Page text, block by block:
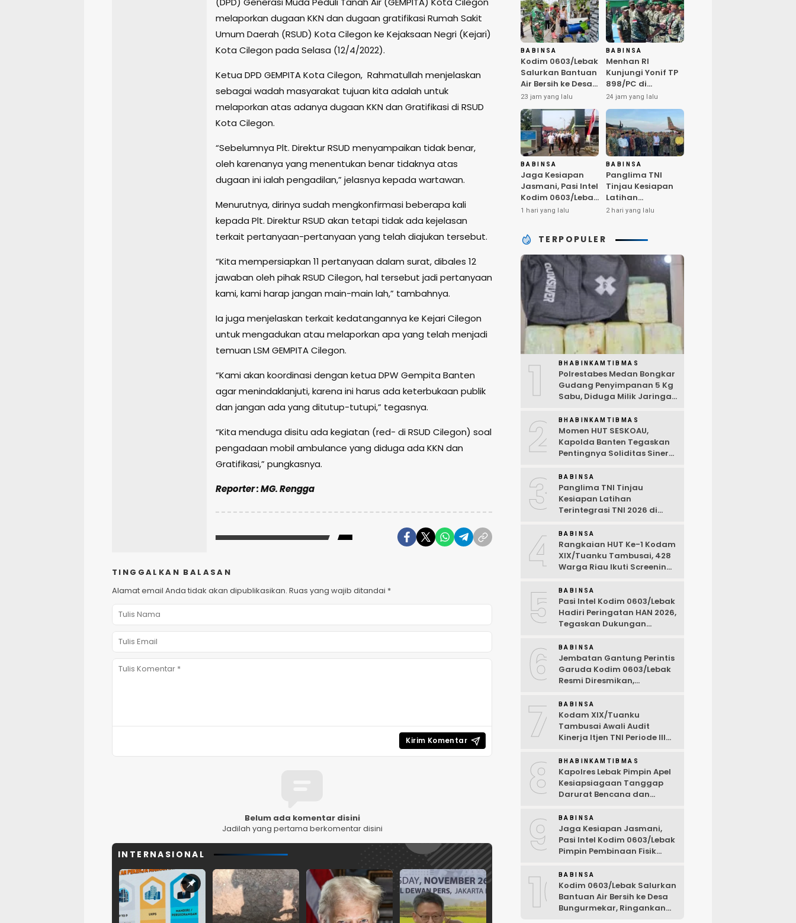
melaporkan dugaan KKN dan dugaan gratifikasi Rumah Sakit
Umum Daerah (RSUD) Kota Cilegon ke Kejaksaan Negri (Kejari)
Kota Cilegon pada Selasa (12/4/2022).
Ketua DPD GEMPITA Kota Cilegon, Rahmatullah menjelaskan
sebagai wadah masyarakat tujuan kita adalah untuk
melaporkan atas adanya dugaan KKN dan Gratifikasi di RSUD
Kota Cilegon.
“Sebelumnya Plt. Direktur RSUD menyampaikan tidak benar,
oleh karenanya yang menentukan benar tidaknya atas
dugaan ini ialah pengadilan,” jelasnya kepada wartawan.
Menurutnya, dirinya sudah mengkonfirmasi beberapa kali
kepada Plt. Direktur RSUD akan tetapi tidak ada kejelasan
terkait pertanyaan-pertanyaan yang telah diajukan tersebut.
“Kita mempersiapkan 11 pertanyaan dalam surat, dibales 12
jawaban oleh pihak RSUD Cilegon, hal tersebut jadi pertanyaan
kami, kami harap jangan main-main lah,” tambahnya.
Ia juga menjelaskan terkait kedatangannya ke Kejari Cilegon
untuk mengadukan atau melaporkan apa yang telah menjadi
temuan LSM GEMPITA Cilegon.
“Kami akan koordinasi dengan ketua DPW Gempita Banten
agar menindaklanjuti, karena ini harus ada keterbukaan publik
dan jangan ada yang ditutup-tutupi,” tegasnya.
“Kita menduga disitu ada kegiatan (red- di RSUD Cilegon) soal
pengadaan mobil ambulance yang diduga ada KKN dan
Gratifikasi,” pungkasnya.
Reporter : MG. Rengga
TINGGALKAN BALASAN
Alamat email Anda tidak akan dipublikasikan. Ruas yang wajib ditandai *
Belum ada komentar disini
Jadilah yang pertama berkomentar disini
INTERNASIONAL
BABINSA
Kodim 0603/Lebak
Salurkan Bantuan
Air Bersih ke Desa
Bungurmekar,
Ringankan Beban
Warga
Terdampak
Kemarau
23 jam yang lalu
BABINSA
Menhan RI
Kunjungi Yonif TP
898/PC di
Kampar,
Tegaskan
Kualitas SDM
Kunci Kekuatan
TNI
24 jam yang lalu
BABINSA
Jaga Kesiapan
Jasmani, Pasi Intel
Kodim 0603/Lebak
Pimpin Pembinaan
1 hari yang lalu
BABINSA
Panglima TNI
Tinjau Kesiapan
Latihan
Terintegrasi TNI
2 hari yang lalu
TERPOPULER
1 BHABINKAMTIBMAS
Polrestabes Medan Bongkar
Gudang Penyimpanan 5 Kg
Sabu, Diduga Milik Jaringan
2 BHABINKAMTIBMAS
Momen HUT SESKOAU,
Kapolda Banten Tegaskan
Pentingnya Soliditas Sinergi
3 BABINSA
Panglima TNI Tinjau
Kesiapan Latihan
Terintegrasi TNI 2026 di
4 BABINSA
Rangkaian HUT Ke-1 Kodam
XIX/Tuanku Tambusai, 428
Warga Riau Ikuti Screening
5 BABINSA
Pasi Intel Kodim 0603/Lebak
Hadiri Peringatan HAN 2026,
Tegaskan Dukungan
Ramah Anak
6 BABINSA
Jembatan Gantung Perintis
Garuda Kodim 0603/Lebak
Resmi Diresmikan,
Desa Wanasalam
7 BABINSA
Kodam XIX/Tuanku
Tambusai Awali Audit
Kinerja Itjen TNI Periode III
8 BHABINKAMTIBMAS
Kapolres Lebak Pimpin Apel
Kesiapsiagaan Tanggap
Darurat Bencana dan
9 BABINSA
Jaga Kesiapan Jasmani,
Pasi Intel Kodim 0603/Lebak
Pimpin Pembinaan Fisik
10BABINSA
Kodim 0603/Lebak Salurkan
Bantuan Air Bersih ke Desa
Bungurmekar, Ringankan